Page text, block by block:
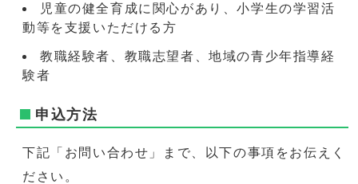
児童の健全育成に関心があり、小学生の学習活
動等を支援いただける方
教職経験者、教職志望者、地域の青少年指導経
験者
申込方法
下記「お問い合わせ」まで、以下の事項をお伝えく
ださい。